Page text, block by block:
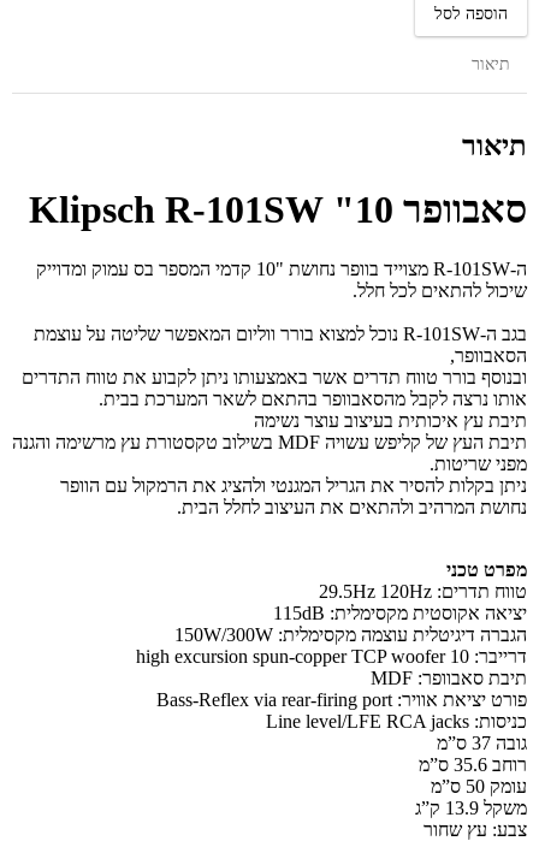
Klipsch
R-
101SW
הוספה לסל
תיאור
תיאור
סאבוופר 10" Klipsch R-101SW
ה-R-101SW מצוייד בוופר נחושת "10 קדמי המספר בס עמוק ומדוייק
שיכול להתאים לכל חלל.
בגב ה-R-101SW נוכל למצוא בורר ווליום המאפשר שליטה על עוצמת
הסאבוופר,
ובנוסף בורר טווח תדרים אשר באמצעותו ניתן לקבוע את טווח התדרים
אותו נרצה לקבל מהסאבוופר בהתאם לשאר המערכת בבית.
תיבת עץ איכותית בעיצוב עוצר נשימה
תיבת העץ של קליפש עשויה MDF בשילוב טקסטורת עץ מרשימה והגנה
מפני שריטות.
ניתן בקלות להסיר את הגריל המגנטי ולהציג את הרמקול עם הוופר
נחושת המרהיב ולהתאים את העיצוב לחלל הבית.
מפרט טכני
טווח תדרים: 29.5Hz 120Hz
יציאה אקוסטית מקסימלית: 115dB
הגברה דיגיטלית עוצמה מקסימלית: 150W/300W
דרייבר: 10 high excursion spun-copper TCP woofer
תיבת סאבוופר: MDF
פורט יציאת אוויר: Bass-Reflex via rear-firing port
כניסות: Line level/LFE RCA jacks
גובה 37 ס”מ
רוחב 35.6 ס”מ
עומק 50 ס”מ
משקל 13.9 ק”ג
צבע: עץ שחור